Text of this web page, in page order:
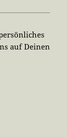
auf Deinen